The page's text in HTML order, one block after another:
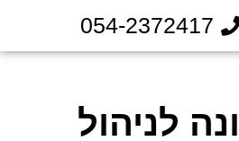
054-2372417
לניהול